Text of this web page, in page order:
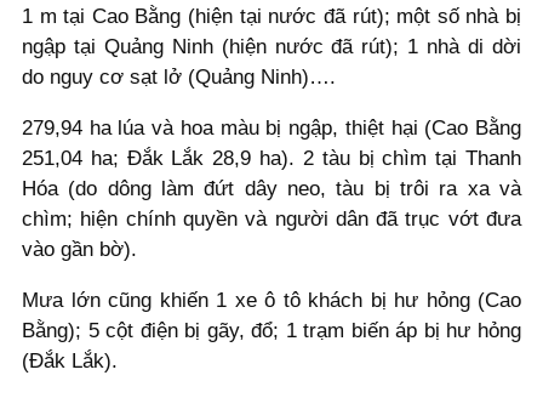
1 m tại Cao Bằng (hiện tại nước đã rút); một số nhà bị
ngập tại Quảng Ninh (hiện nước đã rút); 1 nhà di dời
do nguy cơ sạt lở (Quảng Ninh)….
279,94 ha lúa và hoa màu bị ngập, thiệt hại (Cao Bằng
251,04 ha; Đắk Lắk 28,9 ha). 2 tàu bị chìm tại Thanh
Hóa (do dông làm đứt dây neo, tàu bị trôi ra xa và
chìm; hiện chính quyền và người dân đã trục vớt đưa
vào gần bờ).
Mưa lớn cũng khiến 1 xe ô tô khách bị hư hỏng (Cao
Bằng); 5 cột điện bị gãy, đổ; 1 trạm biến áp bị hư hỏng
(Đắk Lắk).